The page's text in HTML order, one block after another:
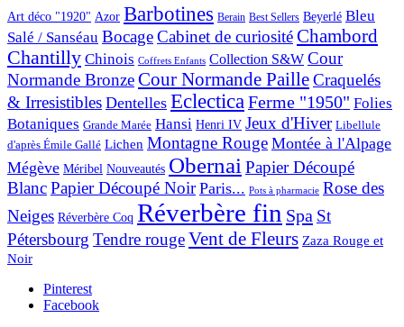
Art déco "1920" Azor Barbotines Berain Best Sellers Beyerlé Bleu
Salé / Sanséau BocageCabinet de curiositéChambord
Chantilly Chinois Coffrets Enfants Collection S&W Cour
Normande BronzeCour Normande PailleCraquelés
& Irresistibles Dentelles EclecticaFerme "1950" Folies
Botaniques Grande Marée Hansi Henri IV Jeux d'Hiver Libellule
d'après Émile Gallé Lichen Montagne Rouge Montée à l'Alpage
Mégève Méribel Nouveautés ObernaiPapier Découpé
BlancPapier Découpé Noir Paris... Pots à pharmacie Rose des
Neiges Réverbère Coq Réverbère fin Spa St
Pétersbourg Tendre rougeVent de Fleurs Zaza Rouge et
Noir
Pinterest
Facebook